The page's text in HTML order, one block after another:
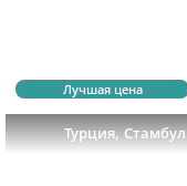
Лучшая цена
Турция,Стамбул